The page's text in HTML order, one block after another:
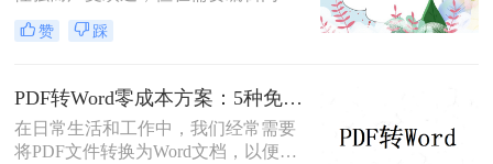
时，将其转换为可编辑的Word文档成
为刚需。那么pdf怎么转换成word文档
法，助您高效完成格式转换。
赞 踩
PDF转Word零成本方案：5种免费路径的适用边界和效果评估！
在日常生活和工作中，我们经常需要
将PDF文件转换为Word文档，以便进